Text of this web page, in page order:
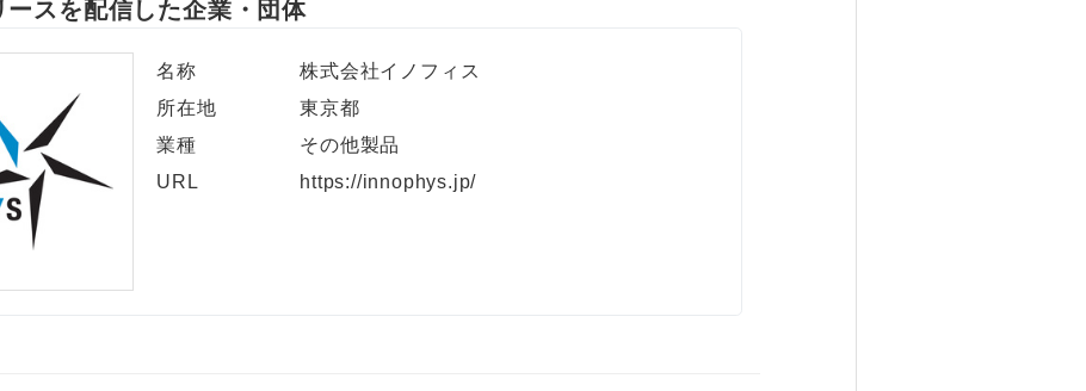
ースを配信した企業・団体
名称
株式会社イノフィス
所在地
東京都
業種
その他製品
URL
https://innophys.jp/